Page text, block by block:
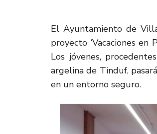
El Ayuntamiento de
proyecto ‘Vacaciones
Los jóvenes,
argelina de Tinduf,
en un entorno seguro.